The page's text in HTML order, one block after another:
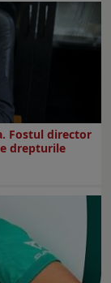
Fostul director
drepturile